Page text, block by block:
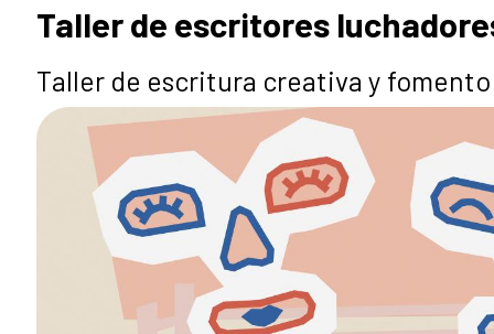
Taller de escritores
Taller de escritura creativa y